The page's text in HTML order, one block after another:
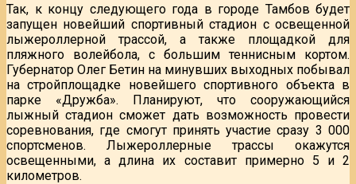
Так, к концу следующего года в городе Тамбов будет
запущен новейший спортивный стадион с освещенной
лыжероллерной трассой, а также площадкой для
пляжного волейбола, с большим теннисным кортом.
Губернатор Олег Бетин на минувших выходных побывал
на стройплощадке новейшего спортивного объекта в
парке «Дружба». Планируют, что сооружающийся
лыжный стадион сможет дать возможность провести
соревнования, где смогут принять участие сразу 3 000
спортсменов. Лыжероллерные трассы окажутся
освещенными, а длина их составит примерно 5 и 2
километров.